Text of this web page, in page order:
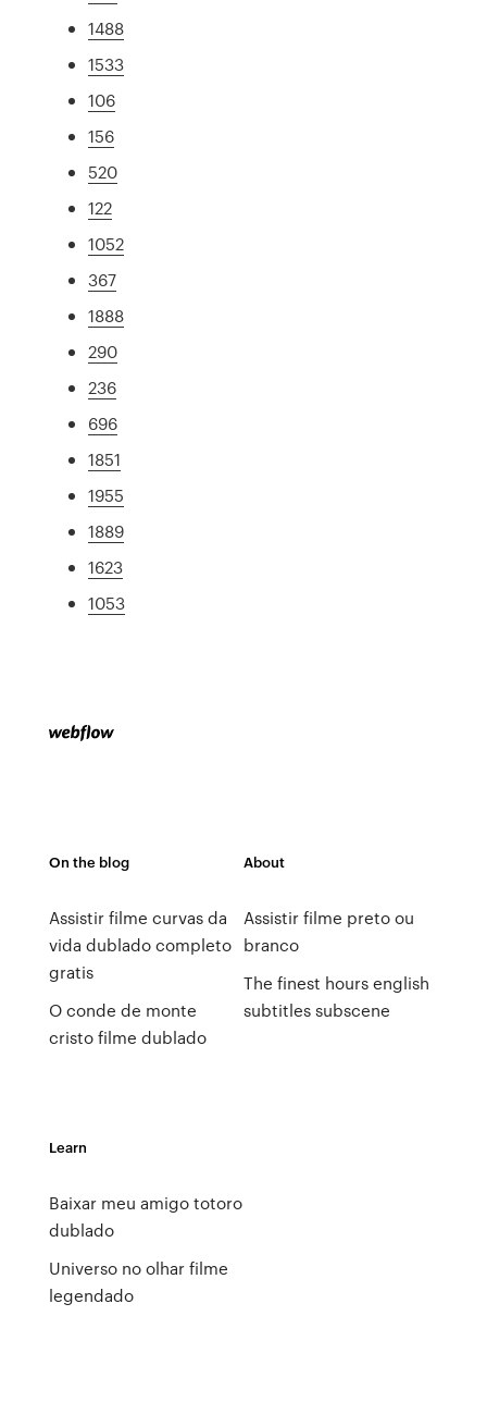
1488
1533
106
156
520
122
1052
367
1888
290
236
696
1851
1955
1889
1623
1053
On the blog
Assistir filme curvas da
vida dublado completo
gratis
O conde de monte
cristo filme dublado
About
Assistir filme preto ou
branco
The finest hours english
subtitles subscene
Learn
Baixar meu amigo totoro
dublado
Universo no olhar filme
legendado